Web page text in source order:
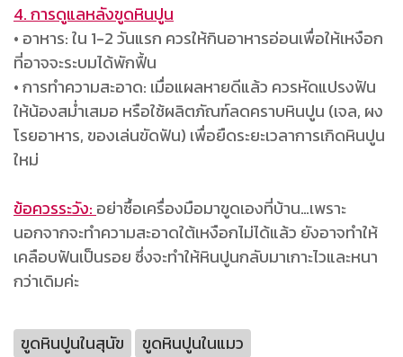
4. การดูแลหลังขูดหินปูน
• อาหาร: ใน 1-2 วันแรก ควรให้กินอาหารอ่อนเพื่อให้เหงือก
ที่อาจจะระบมได้พักฟื้น
• การทำความสะอาด: เมื่อแผลหายดีแล้ว ควรหัดแปรงฟัน
ให้น้องสม่ำเสมอ หรือใช้ผลิตภัณฑ์ลดคราบหินปูน (เจล, ผง
โรยอาหาร, ของเล่นขัดฟัน) เพื่อยืดระยะเวลาการเกิดหินปูน
ใหม่
ข้อควรระวัง: อย่าซื้อเครื่องมือมาขูดเองที่บ้าน…เพราะ
นอกจากจะทำความสะอาดใต้เหงือกไม่ได้แล้ว ยังอาจทำให้
เคลือบฟันเป็นรอย ซึ่งจะทำให้หินปูนกลับมาเกาะไวและหนา
กว่าเดิมค่ะ
ขูดหินปูนในสุนัข
ขูดหินปูนในแมว